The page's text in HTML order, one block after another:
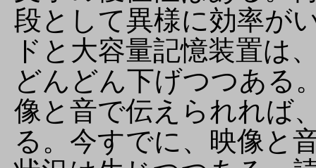
段として異様に効率
ドと大容量記憶装置は
どんどん下げつつある
像と音で伝えられれば
る。今すでに、映像と